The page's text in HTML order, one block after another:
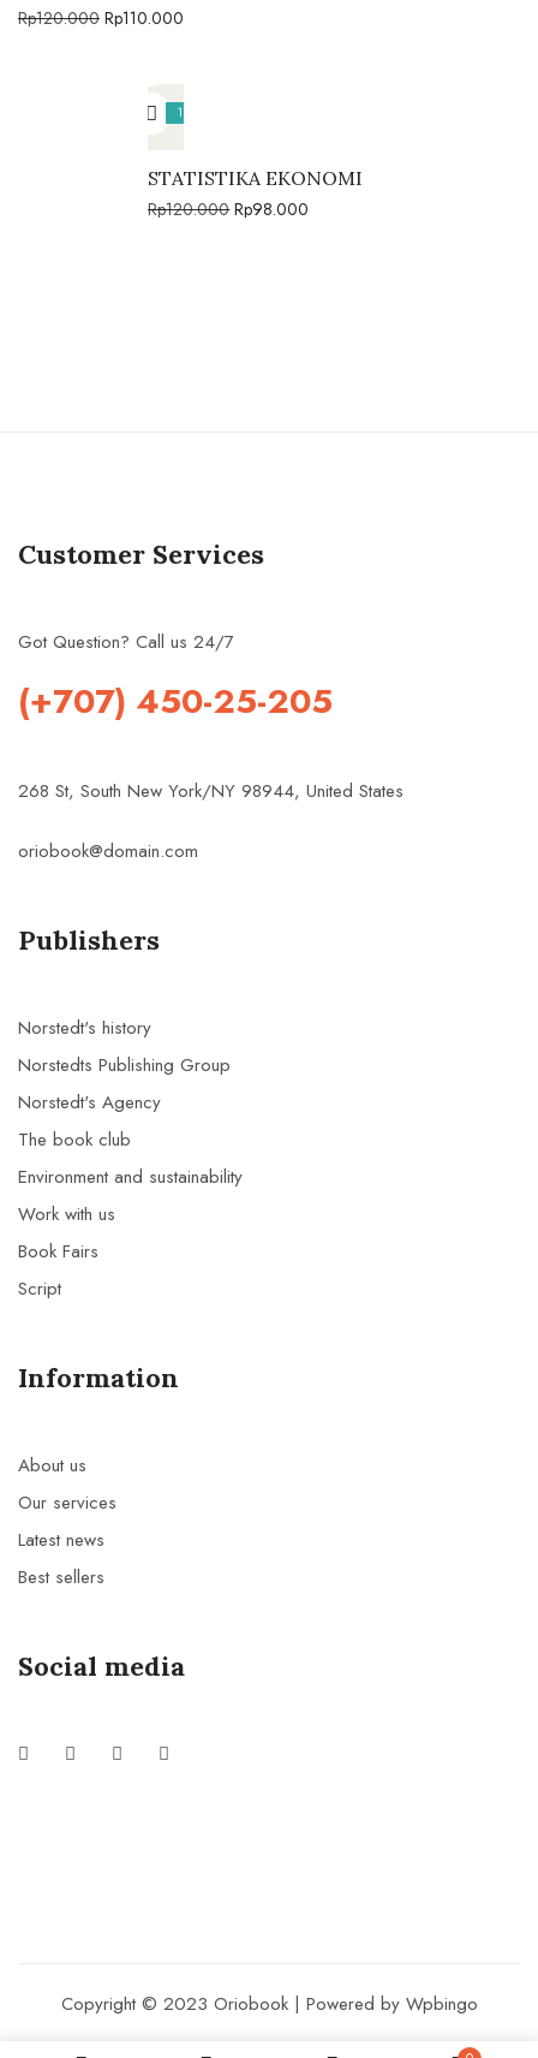
Rp120.000 Rp110.000
18%
STATISTIKA EKONOMI
Rp120.000 Rp98.000
Customer Services
Got Question? Call us 24/7
(+707) 450-25-205
268 St, South New York/NY 98944, United States
oriobook@domain.com
Publishers
Norstedt's history
Norstedts Publishing Group
Norstedt's Agency
The book club
Environment and sustainability
Work with us
Book Fairs
Script
Information
About us
Our services
Latest news
Best sellers
Social media
Copyright © 2023 Oriobook | Powered by Wpbingo